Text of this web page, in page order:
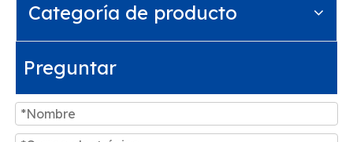
Categoría de producto
Preguntar